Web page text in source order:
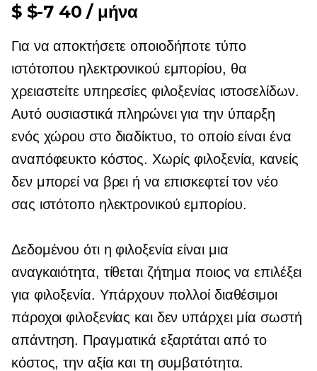
$ $-7 40 / μήνα
Για να αποκτήσετε οποιοδήποτε τύπο
ιστότοπου ηλεκτρονικού εμπορίου, θα
χρειαστείτε υπηρεσίες φιλοξενίας ιστοσελίδων.
Αυτό ουσιαστικά πληρώνει για την ύπαρξη
ενός χώρου στο διαδίκτυο, το οποίο είναι ένα
αναπόφευκτο κόστος. Χωρίς φιλοξενία, κανείς
δεν μπορεί να βρει ή να επισκεφτεί τον νέο
σας ιστότοπο ηλεκτρονικού εμπορίου.
Δεδομένου ότι η φιλοξενία είναι μια
αναγκαιότητα, τίθεται ζήτημα ποιος να επιλέξει
για φιλοξενία. Υπάρχουν πολλοί διαθέσιμοι
πάροχοι φιλοξενίας και δεν υπάρχει μία σωστή
απάντηση. Πραγματικά εξαρτάται από το
κόστος, την αξία και τη συμβατότητα.